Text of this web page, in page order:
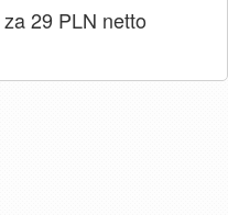
za 29 PLN netto